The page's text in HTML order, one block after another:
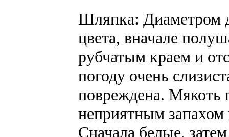
Шляпка: Диаметром
цвета, вначале
рубчатым краем и
погоду очень
повреждена. Мякоть
неприятным запахом
Сначала белые,